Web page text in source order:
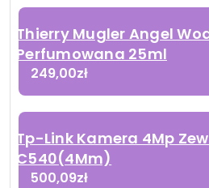
Thierry Mugler Angel
Perfumowana 25ml
249,00zł
Tp-Link Kamera 4Mp
C540(4Mm)
500,09zł